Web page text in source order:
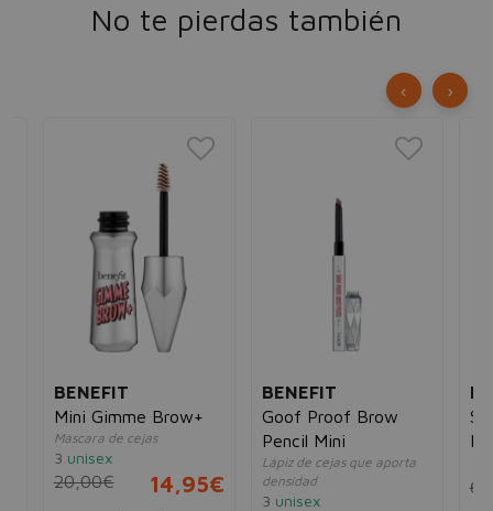
No te pierdas también
BENEFIT
Mini Gimme Brow+
Máscara de cejas
3 unisex
20,00€ 14,95€
BENEFIT
Goof Proof Brow
Pencil Mini
Lápiz de cejas que aporta
densidad
3 unisex
‹ ›